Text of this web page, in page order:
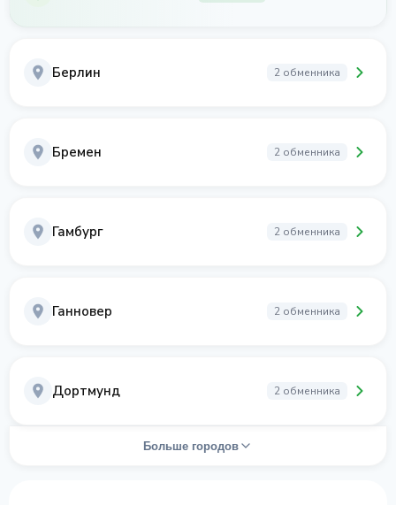
Берлин 2 обменника
Бремен 2 обменника
Гамбург 2 обменника
Ганновер 2 обменника
Дортмунд 2 обменника
Больше городов